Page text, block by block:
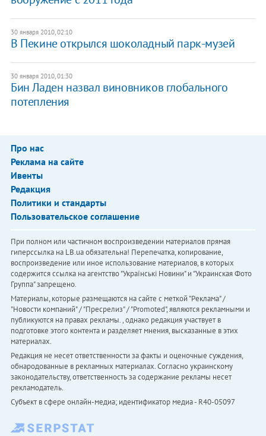
30 января 2010, 02:10
В Пекине открылся шоколадный парк-музей
30 января 2010, 01:30
Бин Ладен назвал виновников глобального
потепления
Про нас
Реклама на сайте
Ивенты
Редакция
Политики и стандарты
Пользовательское соглашение
При полном или частичном воспроизведении материалов прямая
гиперссылка на LB.ua обязательна! Перепечатка, копирование,
воспроизведение или иное использование материалов, в которых
содержится ссылка на агентство "Українськi Новини" и "Украинская Фото
Группа" запрещено.
Материалы, которые размещаются на сайте с меткой "Реклама" /
"Новости компаний" / "Пресрелиз" / "Promoted", являются рекламными и
публикуются на правах рекламы. , однако редакция участвует в
подготовке этого контента и разделяет мнения, высказанные в этих
материалах.
Редакция не несет ответственности за факты и оценочные суждения,
обнародованные в рекламных материалах. Согласно украинскому
законодательству, ответственность за содержание рекламы несет
рекламодатель.
Субъект в сфере онлайн-медиа; идентификатор медиа - R40-05097